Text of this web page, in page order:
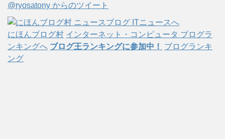
ブ
@ryosatony からのツイート
にほんブログ村 インターネット・コンピュータ ブログラ
ンキングへ ブログ王ランキングに参加中！
ブログランキ
ング